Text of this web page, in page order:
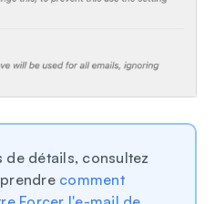
de détails, consultez
comment